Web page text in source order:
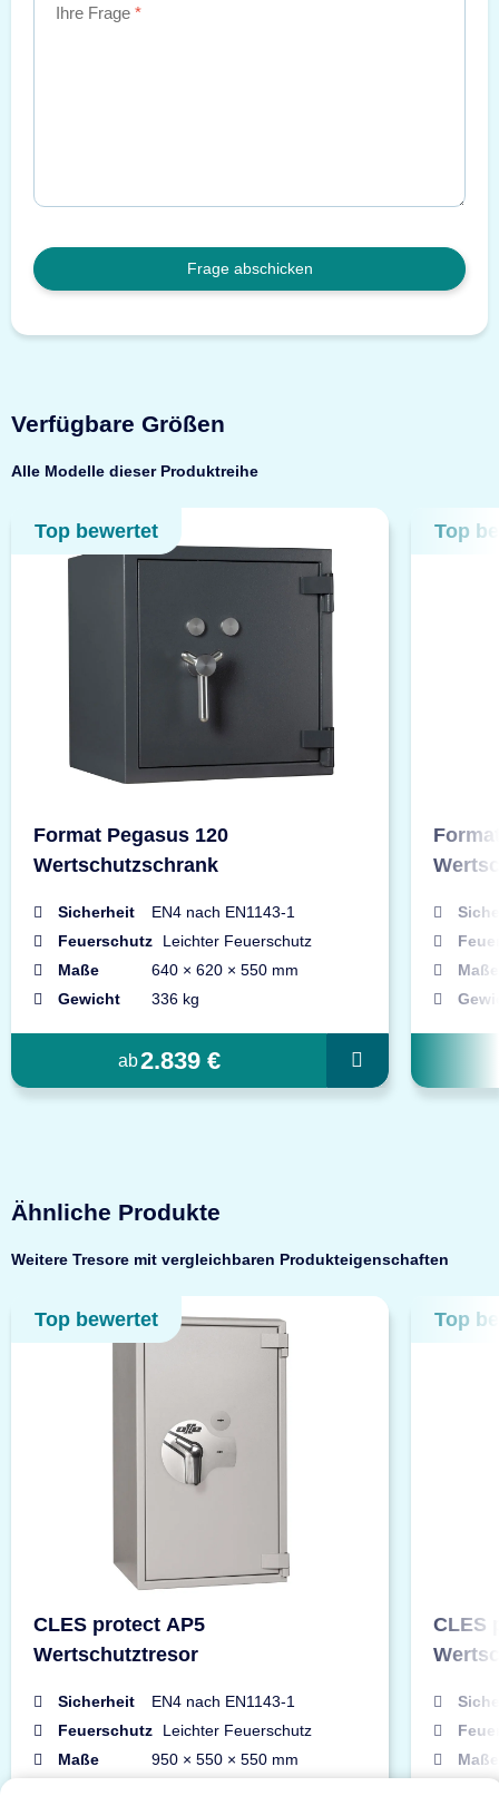
Ihre Frage
Frage abschicken
Verfügbare Größen
Alle Modelle dieser Produktreihe
Top bewertet
Format Pegasus 120
Wertschutzschrank
Sicherheit
EN4 nach EN1143-1
Feuerschutz
Leichter Feuerschutz
Maße
640 × 620 × 550 mm
Gewicht
336 kg
ab2.839 €
Top
Maße
Ähnliche Produkte
Weitere Tresore mit vergleichbaren Produkteigenschaften
Top bewertet
CLES protect AP5
Wertschutztresor
Sicherheit
EN4 nach EN1143-1
Feuerschutz
Leichter Feuerschutz
Maße
950 × 550 × 550 mm
Top
CLES
Maße